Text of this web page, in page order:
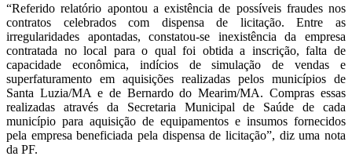
“Referido relatório apontou a existência de possíveis fraudes nos
contratos celebrados com dispensa de licitação. Entre as
irregularidades apontadas, constatou-se inexistência da empresa
contratada no local para o qual foi obtida a inscrição, falta de
capacidade econômica, indícios de simulação de vendas e
superfaturamento em aquisições realizadas pelos municípios de
Santa Luzia/MA e de Bernardo do Mearim/MA. Compras essas
realizadas através da Secretaria Municipal de Saúde de cada
município para aquisição de equipamentos e insumos fornecidos
pela empresa beneficiada pela dispensa de licitação”, diz uma nota
da PF.